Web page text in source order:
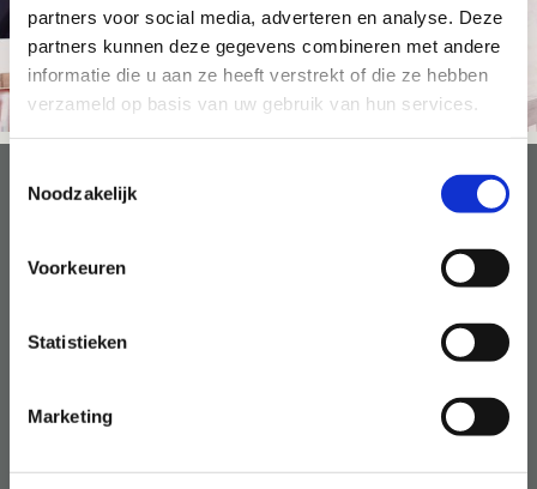
partners voor social media, adverteren en analyse. Deze
partners kunnen deze gegevens combineren met andere
informatie die u aan ze heeft verstrekt of die ze hebben
verzameld op basis van uw gebruik van hun services.
Noodzakelijk
Voorkeuren
Statistieken
Marketing
HRM activiteiten laten
Ben je als kleine of middelgrote organisatie
bezig met je business en worden HR
verplichtingen en activiteiten die verzorgd
ziekteverzuimbegeleiding,